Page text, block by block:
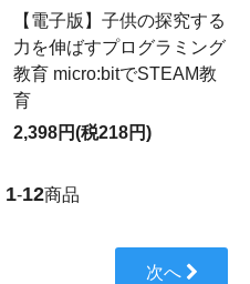
【電子版】子供の探究する
力を伸ばすプログラミング
教育 micro:bitでSTEAM教
育
2,398円(税218円)
1-12商品
次へ